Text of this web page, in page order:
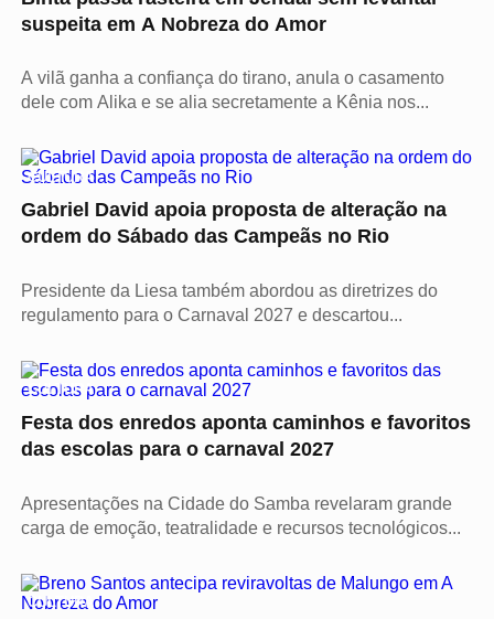
suspeita em A Nobreza do Amor
A vilã ganha a confiança do tirano, anula o casamento
dele com Alika e se alia secretamente a Kênia nos...
CULTURA
Gabriel David apoia proposta de alteração na
ordem do Sábado das Campeãs no Rio
Presidente da Liesa também abordou as diretrizes do
regulamento para o Carnaval 2027 e descartou...
CULTURA
Festa dos enredos aponta caminhos e favoritos
das escolas para o carnaval 2027
Apresentações na Cidade do Samba revelaram grande
carga de emoção, teatralidade e recursos tecnológicos...
CULTURA